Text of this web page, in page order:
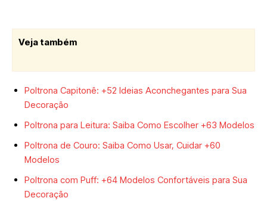
Veja também
Poltrona Capitonê: +52 Ideias Aconchegantes para Sua
Decoração
Poltrona para Leitura: Saiba Como Escolher +63 Modelos
Poltrona de Couro: Saiba Como Usar, Cuidar +60
Modelos
Poltrona com Puff: +64 Modelos Confortáveis para Sua
Decoração